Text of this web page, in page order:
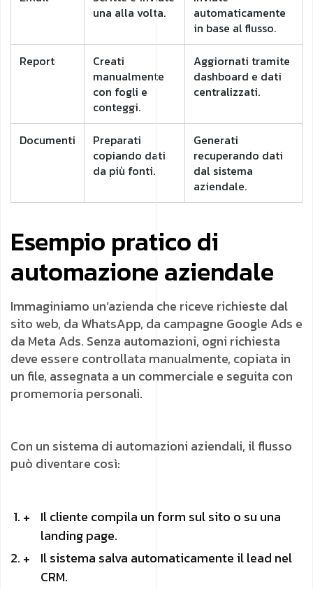
una alla volta.
automaticamente
in base al flusso.
Report
Creati
manualmente
con fogli e
conteggi.
Aggiornati tramite
dashboard e dati
centralizzati.
Documenti
Preparati
copiando dati
da più fonti.
Generati
recuperando dati
dal sistema
aziendale.
Esempio pratico di
automazione aziendale
Immaginiamo un’azienda che riceve richieste dal
sito web, da WhatsApp, da campagne Google Ads e
da Meta Ads. Senza automazioni, ogni richiesta
deve essere controllata manualmente, copiata in
un file, assegnata a un commerciale e seguita con
promemoria personali.
Con un sistema di automazioni aziendali, il flusso
può diventare così:
Il cliente compila un form sul sito o su una
landing page.
Il sistema salva automaticamente il lead nel
CRM.